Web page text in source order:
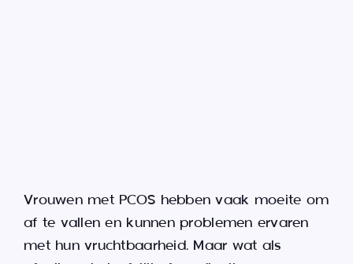
Vrouwen met PCOS hebben vaak moeite om
af te vallen en kunnen problemen ervaren
met hun vruchtbaarheid. Maar wat als